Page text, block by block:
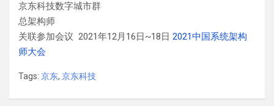
京东科技数字城市群
总架构师
关联参加会议 2021年12月16日~18日 2021中国系统架构
师大会
Tags: 京东, 京东科技